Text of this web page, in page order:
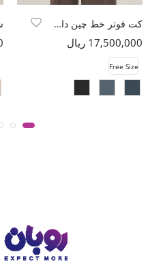
کت فوتر خط چین دار دو جیب خطی
17,500,000 ریال
Free Size